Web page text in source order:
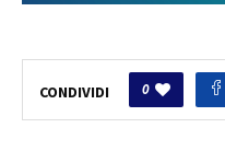
CONDIVIDI 0